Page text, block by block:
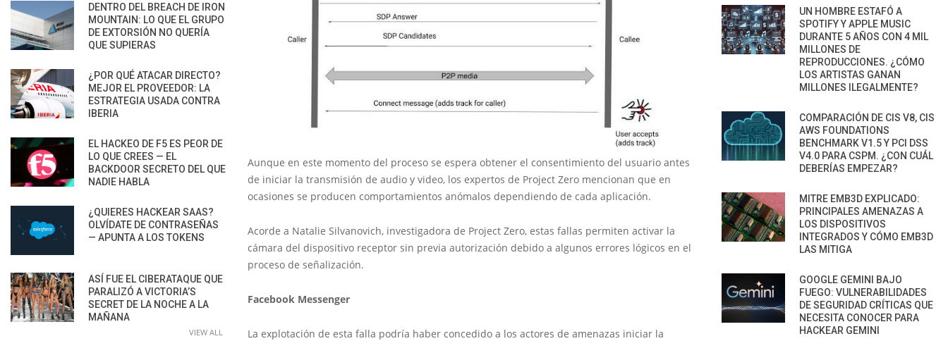
Aunque en este momento del proceso se espera obtener el consentimiento del usuario antes
de iniciar la transmisión de audio y video, los expertos de Project Zero mencionan que en
ocasiones se producen comportamientos anómalos dependiendo de cada aplicación.
Acorde a Natalie Silvanovich, investigadora de Project Zero, estas fallas permiten activar la
cámara del dispositivo receptor sin previa autorización debido a algunos errores lógicos en el
proceso de señalización.
Facebook Messenger
La explotación de esta falla podría haber concedido a los actores de amenazas iniciar la
DENTRO DEL BREACH DE IRON
MOUNTAIN: LO QUE EL GRUPO
DE EXTORSIÓN NO QUERÍA
QUE SUPIERAS
¿POR QUÉ ATACAR DIRECTO?
MEJOR EL PROVEEDOR: LA
ESTRATEGIA USADA CONTRA
IBERIA
EL HACKEO DE F5 ES PEOR DE
LO QUE CREES — EL
BACKDOOR SECRETO DEL QUE
NADIE HABLA
¿QUIERES HACKEAR SAAS?
OLVÍDATE DE CONTRASEÑAS
— APUNTA A LOS TOKENS
ASÍ FUE EL CIBERATAQUE QUE
PARALIZÓ A VICTORIA’S
SECRET DE LA NOCHE A LA
MAÑANA
VIEW ALL
UN HOMBRE ESTAFÓ A
SPOTIFY Y APPLE MUSIC
DURANTE 5 AÑOS CON 4 MIL
MILLONES DE
REPRODUCCIONES. ¿CÓMO
LOS ARTISTAS GANAN
MILLONES ILEGALMENTE?
COMPARACIÓN DE CIS V8, CIS
AWS FOUNDATIONS
BENCHMARK V1.5 Y PCI DSS
V4.0 PARA CSPM. ¿CON CUÁL
DEBERÍAS EMPEZAR?
MITRE EMB3D EXPLICADO:
PRINCIPALES AMENAZAS A
LOS DISPOSITIVOS
INTEGRADOS Y CÓMO EMB3D
LAS MITIGA
GOOGLE GEMINI BAJO
FUEGO: VULNERABILIDADES
DE SEGURIDAD CRÍTICAS QUE
NECESITA CONOCER PARA
HACKEAR GEMINI